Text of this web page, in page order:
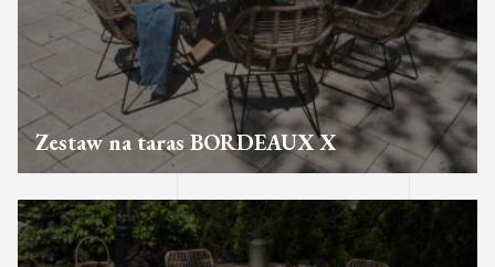
Zestaw na taras BORDEAUX X